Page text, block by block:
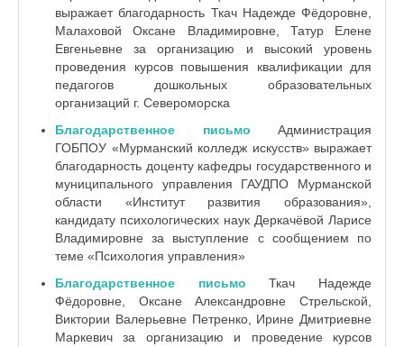
выражает благодарность Ткач Надежде Фёдоровне,
Малаховой Оксане Владимировне, Татур Елене
Евгеньевне за организацию и высокий уровень
проведения курсов повышения квалификации для
педагогов дошкольных образовательных
организаций г. Североморска
Благодарственное письмо
Администрация
ГОБПОУ «Мурманский колледж искусств» выражает
благодарность доценту кафедры государственного и
муниципального управления ГАУДПО Мурманской
области «Институт развития образования»,
кандидату психологических наук Деркачёвой Ларисе
Владимировне за выступление с сообщением по
теме «Психология управления»
Благодарственное письмо
Ткач Надежде
Фёдоровне, Оксане Александровне Стрельской,
Виктории Валерьевне Петренко, Ирине Дмитриевне
Маркевич за организацию и проведение курсов